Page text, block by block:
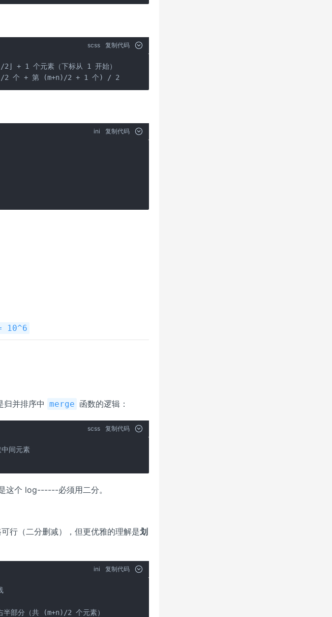
scss 复制代码
+ 1 个元素（下标从 1 开始）
2 个 + 第 (m+n)/2 + 1 个) / 2
ini 复制代码
10^6
归并排序中
merge 函数的逻辑：
scss 复制代码
间元素
这个 log------必须用二分。
行（二分删减），但更优雅的理解是划
ini 复制代码
部分（共 (m+n)/2 个元素）